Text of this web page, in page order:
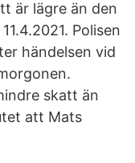
är lägre än den
Polisen
händelsen vid
skatt än
att Mats